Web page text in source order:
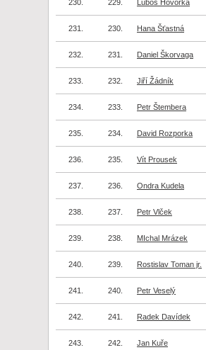
230. 229. Luboš Hovorka
231. 230. Hana Šťastná
232. 231. Daniel Škorvaga
233. 232. Jiří Žádník
234. 233. Petr Štembera
235. 234. David Rozporka
236. 235. Vít Prousek
237. 236. Ondra Kudela
238. 237. Petr Vlček
239. 238. MIchal Mrázek
240. 239. Rostislav Toman jr.
241. 240. Petr Veselý
242. 241. Radek Davídek
243. 242. Jan Kuře